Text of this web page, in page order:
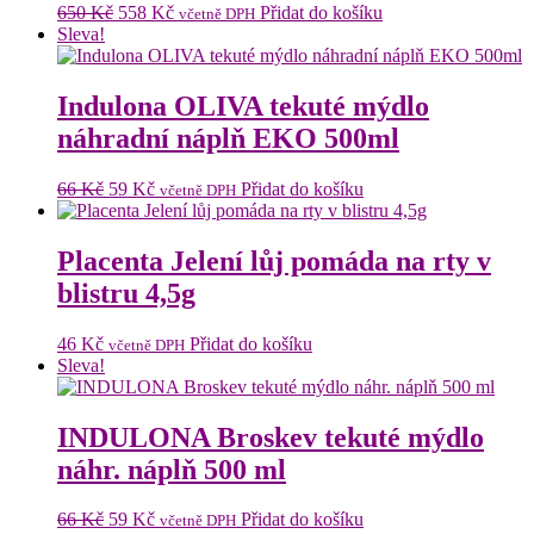
650Kč Původní
byla:
558 KčAktuální
je:
včetně DPH Přidat do košíku
Sleva!
Indulona OLIVA tekuté mýdlo
náhradní náplň EKO 500ml
66Kč Původní
cena
66 Kč.
59 KčAktuální
cena
59 Kč.
včetně DPH Přidat do košíku
Placenta Jelení lůj pomáda na rty v
blistru 4,5g
46 Kč včetně DPH Přidat do košíku
Sleva!
INDULONA Broskev tekuté mýdlo
náhr. náplň 500 ml
66Kč Původní
59 KčAktuální
včetně DPH Přidat do košíku